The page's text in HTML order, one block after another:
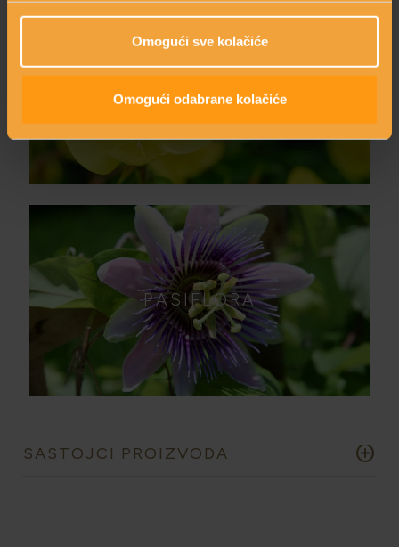
Omogući sve kolačiće
Omogući odabrane kolačiće
PASIFLORA
SASTOJCI PROIZVODA add_circle